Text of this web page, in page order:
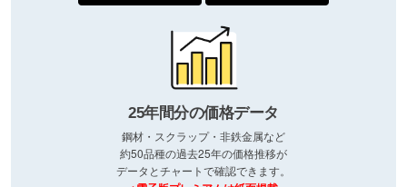
25年間分の価格データ
鋼材・スクラップ・非鉄金属など
約50品種の過去25年の価格推移が
データとチャートで確認できます。